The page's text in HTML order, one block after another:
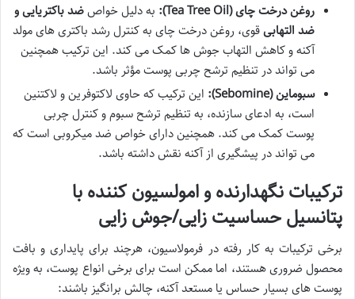
روغن درخت چای (Tea Tree Oil):
به دلیل خواصضد باکتریایی و
ضد التهابیقوی، روغن درخت چای به کنترل رشد باکتری های مولد
آکنه و کاهش التهاب جوش ها کمک می کند. این ترکیب همچنین
می تواند در تنظیم ترشح چربی پوست مؤثر باشد.
سبوماین (Sebomine):
این ترکیب که حاوی لاکتوفرین و لاکتنین
است، به ادعای سازنده، به تنظیم ترشح سبوم و کنترل چربی
پوست کمک می کند. همچنین دارای خواص ضد میکروبی است که
می تواند در پیشگیری از آکنه نقش داشته باشد.
ترکیبات نگهدارنده و امولسیون کننده با
پتانسیل حساسیت زایی/جوش زایی
برخی ترکیبات به کار رفته در فرمولاسیون، هرچند برای پایداری و بافت
محصول ضروری هستند، اما ممکن است برای برخی انواع پوست، به ویژه
پوست های بسیار حساس یا مستعد آکنه، چالش برانگیز باشند: